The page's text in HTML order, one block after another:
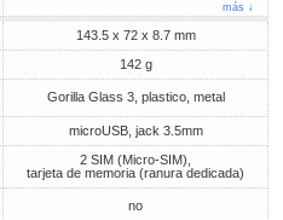
más ↓
143.5 x 72 x 8.7 mm
142 g
Gorilla Glass 3, plastico, metal
microUSB, jack 3.5mm
2 SIM (Micro-SIM),
tarjeta de memoria (ranura dedicada)
no